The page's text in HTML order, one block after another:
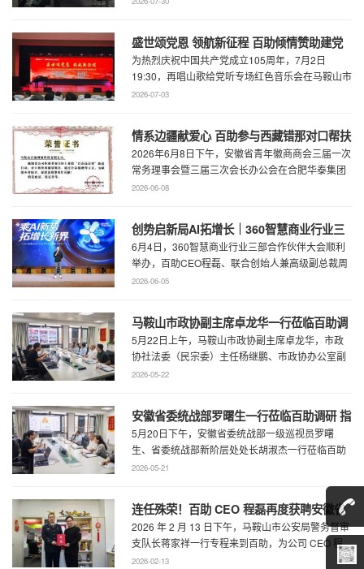
盛世颂党恩 领航新征程 百助倾情赞助建党
105周年文艺展演
为热烈庆祝中国共产党成立105周年，7月2日
19:30，再唱山歌给党听专场红色音乐会在马鞍山市
工人文化宫职工剧场精彩上演。本场音乐会由 ...
2026-07-03
情系边疆献爱心 百助参与西藏错那对口帮扶
行动
2026年6月8日下午，安徽省青年徽商商会三届一次
常务理事会暨三届三次会长办公会在合肥华泰集团
召开。...
2026-06-08
创势启新局AI拓增长｜360智慧商业行业三
部合作伙伴大会圆满召开
6月4日，360智慧商业行业三部合作伙伴大会顺利
举办，百助CEO程磊、联合创始人兼高级副总裁周
慧受邀参会，与360集团副总裁黄剑及行业各合作
2026-06-05
马鞍山市政协副主席卓龙华一行莅临百助调
研指导工作
5月22日上午，马鞍山市政协副主席卓龙华，市政
协社法委（民宗委）主任杨继鹏、市政协办公室副
主任何慧、市政协专委会综合五科副科长 ...
2026-05-22
安徽省委统战部罗曙生一行莅临百助调研 指
导新阶层人士工作
5月20日下午，安徽省委统战部一级巡视员罗曙
生、省委统战部新阶层处处长胡淑杰一行莅临百助
走访调研，马鞍山市委统战部副部长王林陪 ...
2026-05-21
连任殊荣！百助 CEO 程磊再度获聘安徽省
公安厅党风政风警风监督员
2026 年 2 月 13 日下午，马鞍山市公安局警务督审
支队长蒋家祥一行专程来到百助，为公司 CEO 程
磊现场颁发安徽省公安厅党风 ...
2026-02-13